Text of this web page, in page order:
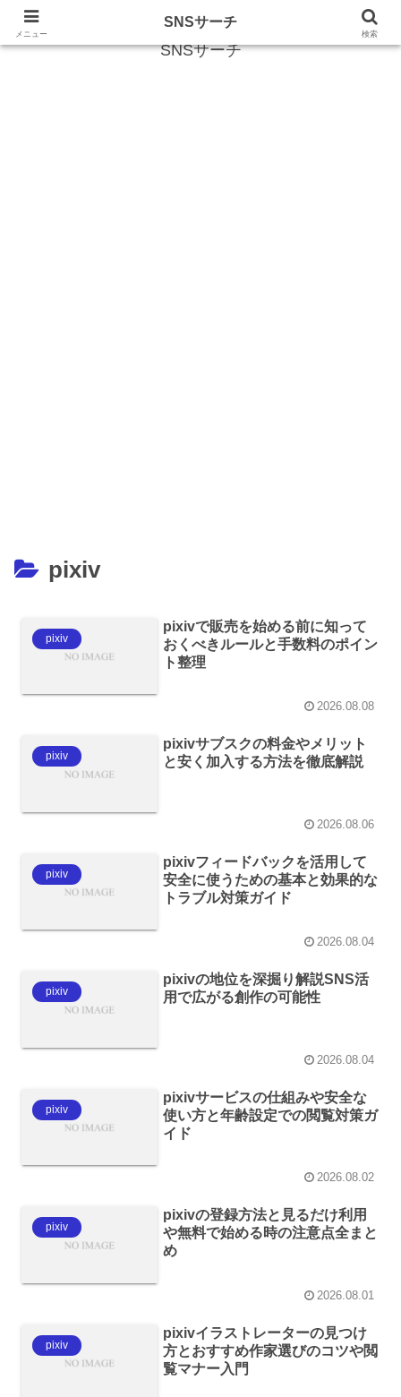
SNSサーチ
pixiv
pixiv
pixivで販売を始める前に知って
おくべきルールと手数料のポイン
ト整理
2026.08.08
pixiv
pixivサブスクの料金やメリット
と安く加入する方法を徹底解説
2026.08.06
pixiv
pixivフィードバックを活用して
安全に使うための基本と効果的な
トラブル対策ガイド
2026.08.04
pixiv
pixivの地位を深掘り解説SNS活
用で広がる創作の可能性
2026.08.04
pixiv
pixivサービスの仕組みや安全な
使い方と年齢設定での閲覧対策ガ
イド
2026.08.02
pixiv
pixivの登録方法と見るだけ利用
や無料で始める時の注意点全まと
め
2026.08.01
pixiv
pixivイラストレーターの見つけ
方とおすすめ作家選びのコツや閲
覧マナー入門
メニュー
SNSサーチ
検索